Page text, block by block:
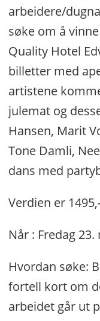
arbeidere/
søke om å
Quality Hotel
billetter med
artistene
julemat og
Hansen, Marit
Tone Damli,
dans med
Verdien er
Når : Fredag
Hvordan søke:
fortell kort om
arbeidet går ut